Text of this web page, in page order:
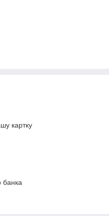
картку
банка